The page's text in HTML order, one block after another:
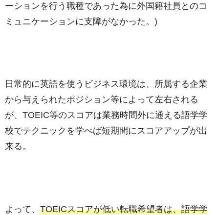
ーションを行う職種であった為に外国籍社員とのコ
ミュニケーションに支障がなかった。)
日常的に英語を使うビジネス環境は、所属する企業
から与えられたポジション等によって左右される
が、TOEIC等のスコアは業務時間外に通える語学学
校でテクニックを学べば短期間にスコアアップが出
来る。
よって、 TOEICスコアが低い転職希望者は、語学学